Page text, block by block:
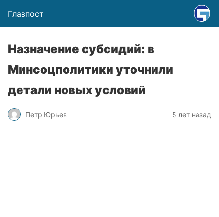
Главпост
Назначение субсидий: в
Минсоцполитики уточнили
детали новых условий
Петр Юрьев 5 лет назад